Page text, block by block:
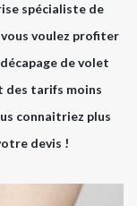
spécialiste de
vous voulez profiter
de volet
des tarifs moins
connaitriez plus
devis !